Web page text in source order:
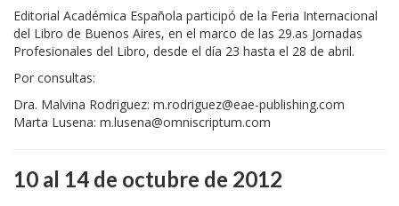
Editorial Académica Española participó de la Feria Internacional
del Libro de Buenos Aires, en el marco de las 29.as Jornadas
Profesionales del Libro, desde el día 23 hasta el 28 de abril.
Por consultas:
Dra. Malvina Rodriguez: m.rodriguez@eae-publishing.com
Marta Lusena: m.lusena@omniscriptum.com
10 al 14 de octubre de 2012